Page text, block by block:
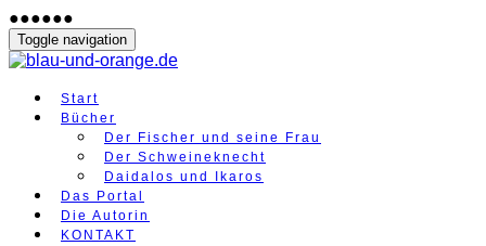
●●●●●●
Toggle navigation
Start
Bücher
Der Fischer und seine Frau
Der Schweineknecht
Daidalos und Ikaros
Das Portal
Die Autorin
KONTAKT